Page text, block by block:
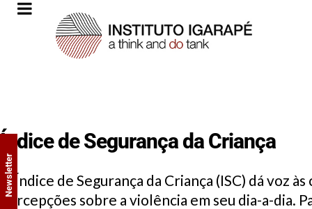
Índice de Segurança da Criança
O Índice de Segurança da Criança (ISC) dá voz
percepções sobre a violência em seu dia-a-dia.
Newsletter